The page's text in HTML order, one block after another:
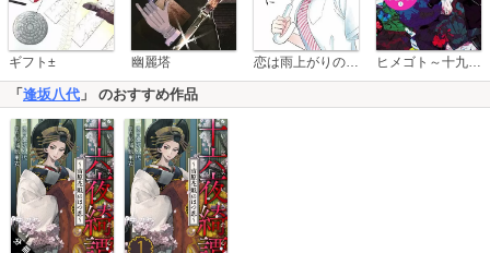
ギフト± 幽麗塔 恋は雨上がりのように ヒメゴト～十九歳の制服～
「 逢坂八代 」 のおすすめ作品